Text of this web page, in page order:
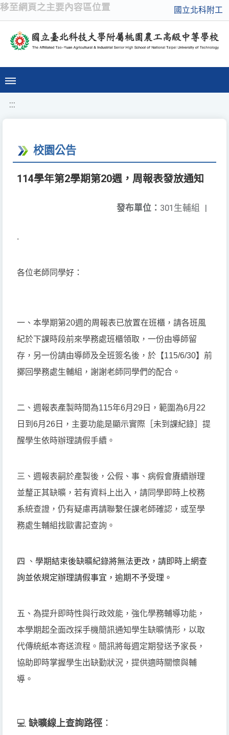
移至網頁之主要內容區位置 國立北科附工
:::
校園公告
114學年第2學期第20週，周報表發放通知
發布單位： 301生輔組 |
.
各位老師同學好：
一、本學期第20週的周報表已放置在班櫃，請各班風
紀於下課時段前來學務處班櫃領取，一份由導師留
存，另一份請由導師及全班簽名後，於【115/6/30】前
擲回學務處生輔組，謝謝老師同學們的配合。
二、週報表產製時間為115年6月29日，範圍為6月22
日到6月26日，主要功能是顯示實際［未到課紀錄］提
醒學生依時辦理請假手續。
三、週報表嗣於產製後，公假、事、病假會賡續辦理
並釐正其缺曠，若有資料上出入，請同學即時上校務
系統查證，仍有疑慮再請聯繫任課老師確認，或至學
務處生輔組找歐書記查詢。
四 、 學期結束後缺曠紀錄將無法更改， 請即時上網查
詢並依規定辦理請假事宜，逾期不予受理。
五、為提升即時性與行政效能，強化學務輔導功能，
本學期起全面改採手機簡訊通知學生缺曠情形，以取
代傳統紙本寄送流程。簡訊將每週定期發送予家長，
協助即時掌握學生出缺勤狀況，提供適時關懷與輔
導。
💻 缺曠線上查詢路徑 ：